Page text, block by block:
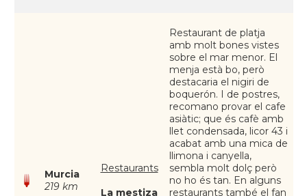
Murcia
219 km
Restaurants
La mestiza
Restaurant de platja
amb molt bones vistes
sobre el mar menor. El
menja està bo, però
destacaria el nigiri de
boquerón. I de postres,
recomano provar el cafe
asiàtic; que és cafè amb
llet condensada, licor 43 i
acabat amb una mica de
llimona i canyella,
sembla molt dolç però
no ho és tan. En alguns
restaurants també el fan